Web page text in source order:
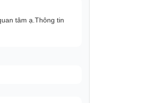
giúp phân bổ đều
tâm ạ.Thông tin